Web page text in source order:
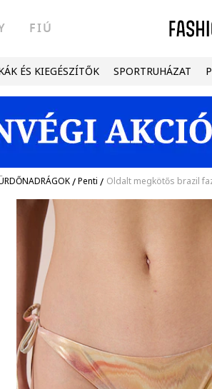
FIÚ
ÉS KIEGÉSZÍTŐK SPORTRUHÁZAT
/Penti / Oldalt megkötős brazil